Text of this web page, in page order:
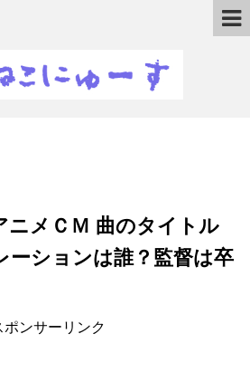
ニメＣＭ 曲のタイトル
ーションは誰？監督は卒
ポンサーリンク